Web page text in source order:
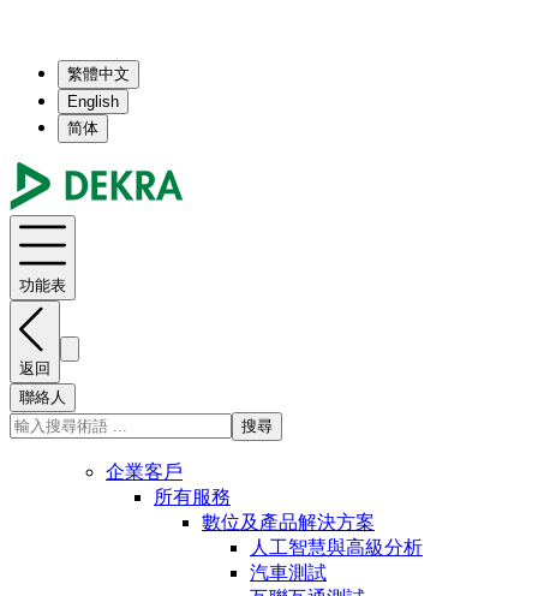
繁體中文
English
简体
功能表
返回
聯絡人
搜尋
企業客戶
所有服務
數位及產品解決方案
人工智慧與高級分析
汽車測試